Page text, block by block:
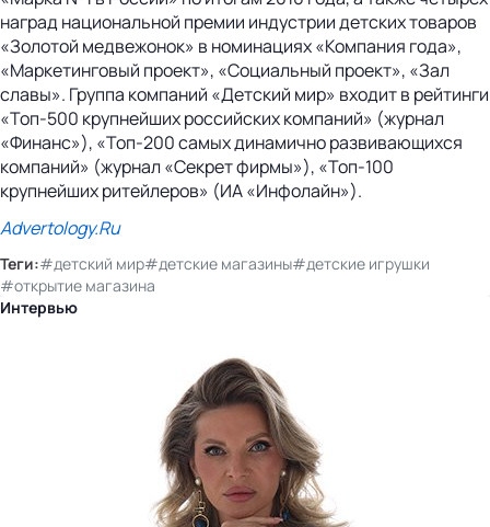
наград национальной премии индустрии детских товаров
«Золотой медвежонок» в номинациях «Компания года»,
«Маркетинговый проект», «Социальный проект», «Зал
славы». Группа компаний «Детский мир» входит в рейтинги
«Топ-500 крупнейших российских компаний» (журнал
«Финанс»), «Топ-200 самых динамично развивающихся
компаний» (журнал «Секрет фирмы»), «Топ-100
крупнейших ритейлеров» (ИА «Инфолайн»).
Advertology.Ru
Теги:#детский мир#детские магазины#детские игрушки
#открытие магазина
Интервью